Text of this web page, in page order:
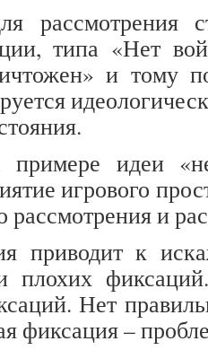
рассмотрения
типа «Нет
и тому
примере идеи
игрового
рассмотрения и
приводит к
Нет
фиксация –